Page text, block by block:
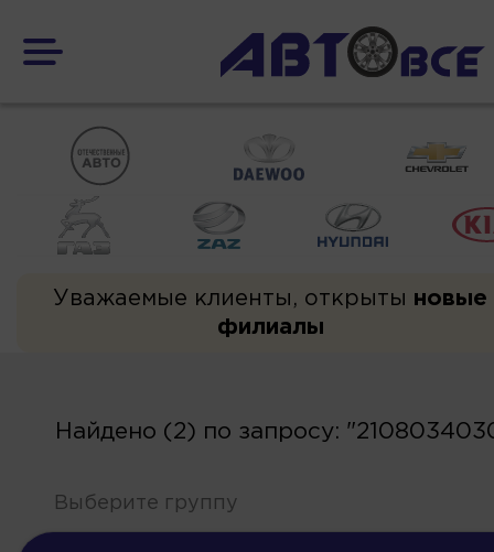
Уважаемые клиенты, открыты новые
филиалы
Найдено (2) по запросу:
Выберите группу